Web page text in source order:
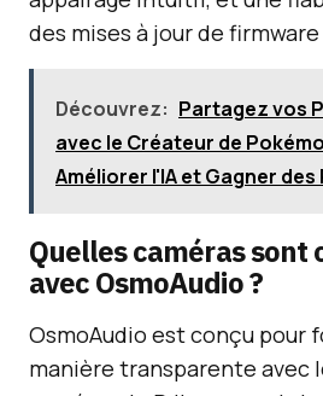
des mises à jour de
Découvrez: Partagez vos
avec le Créateur de
Améliorer l'IA et Gagner
Quelles caméras sont
avec OsmoAudio ?
OsmoAudio est conçu pour
manière transparente avec